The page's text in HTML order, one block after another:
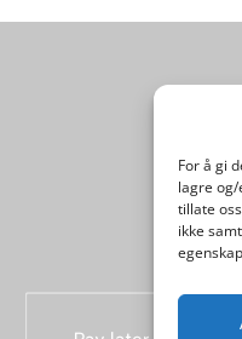
For å gi
lagre
tillate
ikke